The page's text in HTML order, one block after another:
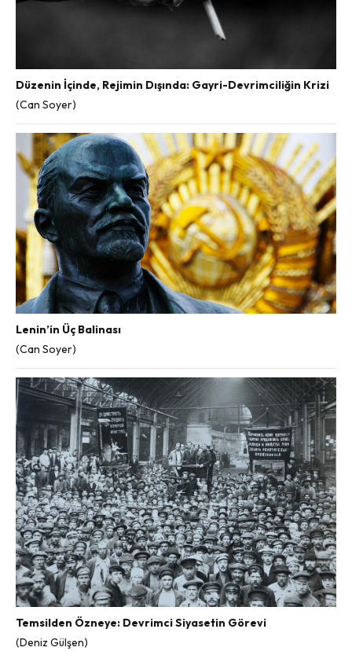
Düzenin İçinde, Rejimin Dışında: Gayri-Devrimciliğin Krizi
(Can Soyer)
Lenin’in Üç Balinası
(Can Soyer)
Temsilden Özneye: Devrimci Siyasetin Görevi
(Deniz Gülşen)